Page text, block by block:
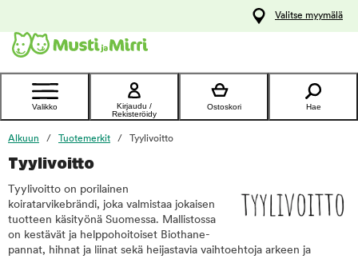
Ota yhteyttä
asiakaspalveluun
Valitse myymälä
Valikko
Kirjaudu /
Rekisteröidy
Ostoskori Hae
Alkuun Tuotemerkit Tyylivoitto
Tyylivoitto
Tyylivoitto on porilainen
koiratarvikebrändi, joka valmistaa jokaisen
tuotteen käsityönä Suomessa. Mallistossa
on kestävät ja helppohoitoiset Biothane-
pannat, hihnat ja liinat sekä heijastavia vaihtoehtoja arkeen ja